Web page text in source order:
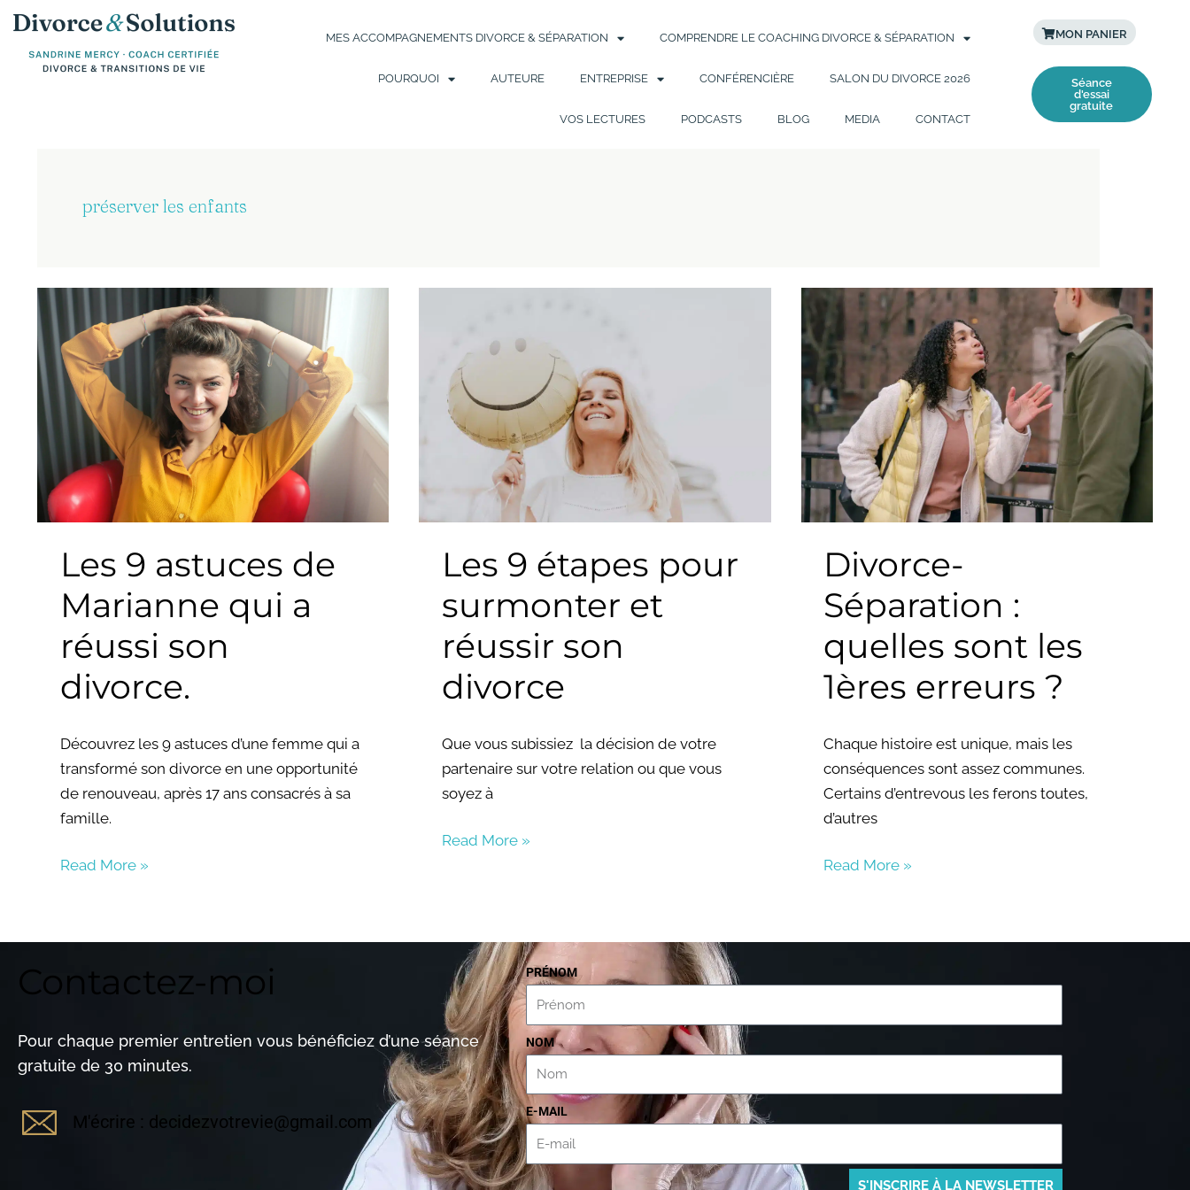
Aller
au
contenu
MES ACCOMPAGNEMENTS DIVORCE & SÉPARATION COMPRENDRE LE COACHING DIVORCE & SÉPARATION
POURQUOI AUTEURE ENTREPRISE CONFÉRENCIÈRE SALON DU DIVORCE 2026
VOS LECTURES PODCASTS BLOG MEDIA CONTACT
MON PANIER
Séance
d'essai
gratuite
préserver les enfants
Les 9 astuces de
Marianne qui a
réussi son
divorce.
Découvrez les 9 astuces d’une femme qui a
transformé son divorce en une opportunité
de renouveau, après 17 ans consacrés à sa
famille.
Les
9
astuces
de
Marianne
a
réussi
son
Read More »
Les 9 étapes pour
surmonter et
réussir son
divorce
Que vous subissiez la décision de votre
partenaire sur votre relation ou que vous
soyez à
étapes
pour
surmonter
divorce
Read More »
Divorce-
Séparation :
quelles sont les
1ères erreurs ?
Chaque histoire est unique, mais les
conséquences sont assez communes.
Certains d’entrevous les ferons toutes,
d’autres
Divorce-
Séparation
:
quelles
sont
les
1ères
erreurs
?
Read More »
Contactez-moi
Pour chaque premier entretien vous bénéficiez d’une séance
gratuite de 30 minutes.
M'écrire : decidezvotrevie@gmail.com
PRÉNOM
NOM
E-MAIL
S'INSCRIRE À LA NEWSLETTER